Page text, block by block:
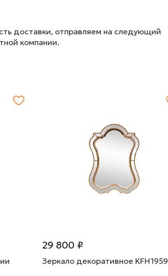
доставки, отправляем на следующий
компании.
29 800 ₽
Зеркало декоративное KFH1959